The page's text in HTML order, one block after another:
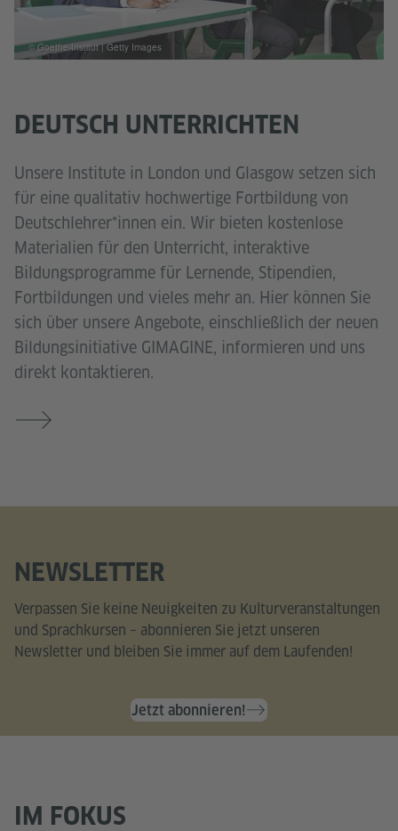
DEUTSCH UNTERRICHTEN
Unsere Institute in London und Glasgow setzen sich
für eine qualitativ hochwertige Fortbildung von
Deutschlehrer*innen ein. Wir bieten kostenlose
Materialien für den Unterricht, interaktive
Bildungsprogramme für Lernende, Stipendien,
Fortbildungen und vieles mehr an. Hier können Sie
sich über unsere Angebote, einschließlich der neuen
Bildungsinitiative GIMAGINE, informieren und uns
direkt kontaktieren.
© Goethe-Institut | Getty Images
NEWSLETTER
Verpassen Sie keine Neuigkeiten zu Kulturveranstaltungen
und Sprachkursen – abonnieren Sie jetzt unseren
Newsletter und bleiben Sie immer auf dem Laufenden!
Jetzt abonnieren!
IM FOKUS